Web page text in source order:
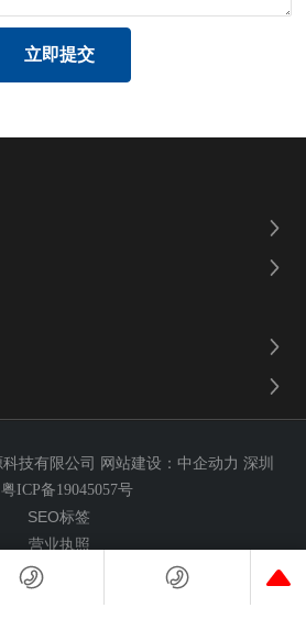
立即提交
技有限公司 网站建设：中企动力 深圳
粤ICP备19045057号
SEO标签
营业执照